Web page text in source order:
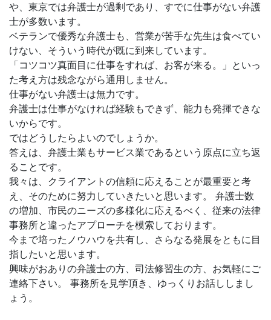
や、東京では弁護士が過剰であり、すでに仕事がない弁護
士が多数います。
ベテランで優秀な弁護士も、営業が苦手な先生は食べてい
けない、そういう時代が既に到来しています。
「コツコツ真面目に仕事をすれば、お客が来る。」といっ
た考え方は残念ながら通用しません。
仕事がない弁護士は無力です。
弁護士は仕事がなければ経験もできず、能力も発揮できな
いからです。
ではどうしたらよいのでしょうか。
答えは、弁護士業もサービス業であるという原点に立ち返
ることです。
我々は、クライアントの信頼に応えることが最重要と考
え、そのために努力していきたいと思います。 弁護士数
の増加、市民のニーズの多様化に応えるべく、従来の法律
事務所と違ったアプローチを模索しております。
今まで培ったノウハウを共有し、さらなる発展をともに目
指したいと思います。
興味がおありの弁護士の方、司法修習生の方、お気軽にご
連絡下さい。 事務所を見学頂き、ゆっくりお話ししまし
ょう。